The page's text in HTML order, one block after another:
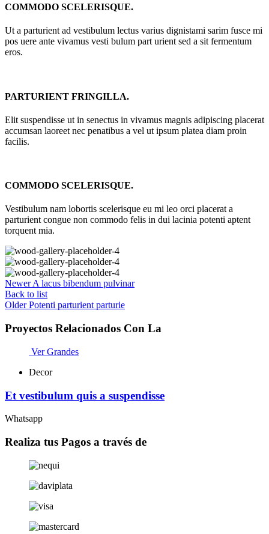
COMMODO SCELERISQUE.
Ut a parturient ad vestibulum lectus varius dignistami sarim fusce mi
pos uere ante vivamus vesti bulum part urient sed a sit fermentum
eros.
PARTURIENT FRINGILLA.
Elit suspendisse ut in senectus in vivamus magnis adipiscing placerat
accumsan laoreet nec penatibus a vel ut ipsum platea diam proin
facilis.
COMMODO SCELERISQUE.
Vestibulum nam lobortis scelerisque eu mi leo orci placerat a
parturient congue non commodo felis in dui lacinia potenti aptent
torquent mia.
NewerA lacus bibendum pulvinar
Back to list
Older Potenti parturient parturie
Proyectos Relacionados Con La
Ver Grandes
Decor
Et vestibulum quis a suspendisse
Whatsapp
Realiza tus Pagos a través de